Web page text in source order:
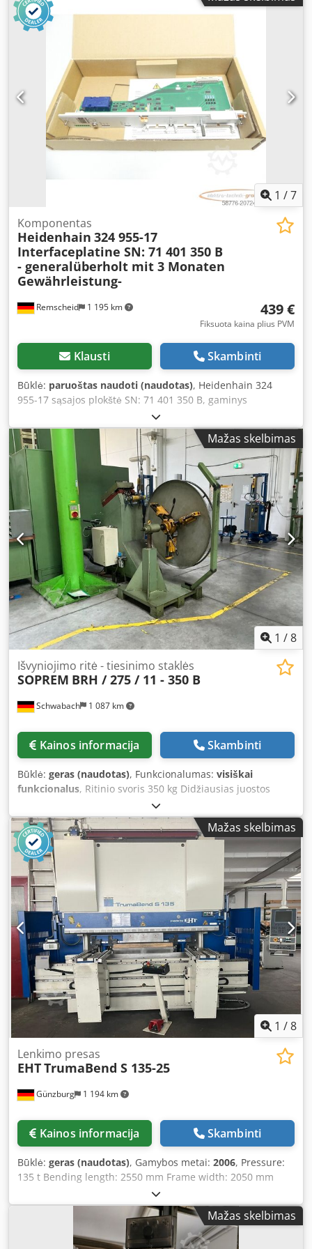
kW Mašinos svoris apie 11 700 kg
1 /7
Remscheid 1 195 km
Komponentas
Heidenhain 324 955-17
Interfaceplatine SN: 71 401 350 B
- generalüberholt mit 3 Monaten
Gewährleistung-
439 €
Fiksuota kaina plius PVM
Klausti Skambinti
Būklė: paruoštas naudoti (naudotas), Heidenhain 324
955-17 sąsajos plokštė SN: 71 401 350 B, gaminys
atnaujintas, suteikiama 3 mėn. garantija, naudota, geros
būklės, 100% veikiantis, komplektacija pagal nuotraukas.
Dcodpfsx Ervujx Ah Rok
Mažas skelbimas
1 /8
Schwabach 1 087 km
Išvyniojimo ritė - tiesinimo staklės
SOPREM BRH / 275 / 11 - 350 B
Kainos informacija Skambinti
Būklė: geras (naudotas), Funkcionalumas: visiškai
funkcionalus, Ritinio svoris 350 kg Didžiausias juostos
plotis 200 mm Dedpfszfx Egsx Ah Rjck 11 volelių tiesintuvai
Volelio skersmuo 60 mm 2 įtraukimo voleliai 2 ištraukimo
voleliai
Mažas skelbimas
1 /8
Günzburg 1 194 km
Lenkimo presas
EHTTrumaBend S 135-25
Kainos informacija Skambinti
Būklė: geras (naudotas), Gamybos metai: 2006, Pressure:
135 t Bending length: 2550 mm Frame width: 2050 mm
Control system: CYBELEC ModEva 10 S Total power
requirement: 25 kW Machine weight approx.: 11,000 kg
Description Machine: Dsdsy H Ilbspfx Ah Rsck – Rigid
machine frame in all-steel welded construction – Pressure
Mažas skelbimas